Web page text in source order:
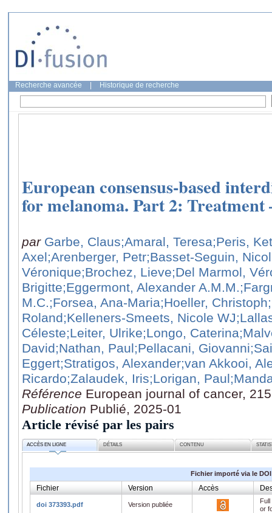
Recherche avancée Historique de recherche
European consensus-based
for melanoma. Part 2: Treatment
par Garbe, Claus;Amaral, Teresa;Peris,
Axel;Arenberger, Petr;Basset-Seguin,
Véronique;Brochez, Lieve;Del Marmol,
Brigitte;Eggermont, Alexander A.M.M.
M.C.;Forsea, Ana-Maria;Hoeller, Christoph
Roland;Kelleners-Smeets, Nicole WJ
Céleste;Leiter, Ulrike;Longo, Caterina
David;Nathan, Paul;Pellacani, Giovanni
Eggert;Stratigos, Alexander;van Akkooi,
Ricardo;Zalaudek, Iris;Lorigan, Paul
Référence European journal of cancer,
Publication Publié, 2025-01
Article révisé par les pairs
ACCÈS EN LIGNE DÉTAILS CONTENU
Fichier importé via le DOI
Fichier Version Accès
doi 373393.pdf Version publiée
or